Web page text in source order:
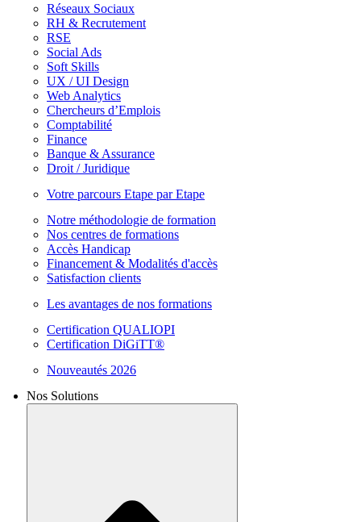
Réseaux Sociaux
RH & Recrutement
RSE
Social Ads
Soft Skills
UX / UI Design
Web Analytics
Chercheurs d’Emplois
Comptabilité
Finance
Banque & Assurance
Droit / Juridique
Votre parcours Etape par Etape
Notre méthodologie de formation
Nos centres de formations
Accès Handicap
Financement & Modalités d'accès
Satisfaction clients
Les avantages de nos formations
Certification QUALIOPI
Certification DiGiTT®
Nouveautés 2026
Nos Solutions